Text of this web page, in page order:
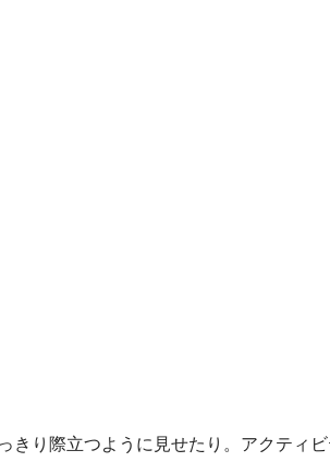
り際立つように見せたり。アクティ